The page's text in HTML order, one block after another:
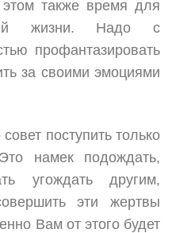
также время для
жизни. Надо с
профантазировать
за своими эмоциями
поступить только
намек подождать,
угождать другим,
эти жертвы
Вам от этого будет